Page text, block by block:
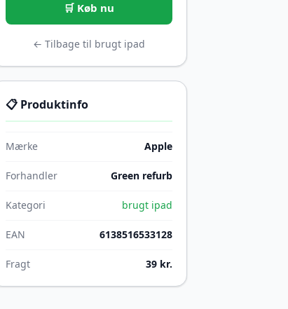
🛒 Køb nu
← Tilbage til brugt ipad
📋 Produktinfo
Mærke Apple
Forhandler Green refurb
Kategori brugt ipad
EAN 6138516533128
Fragt 39 kr.